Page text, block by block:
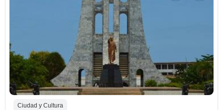
Ciudad y Cultura